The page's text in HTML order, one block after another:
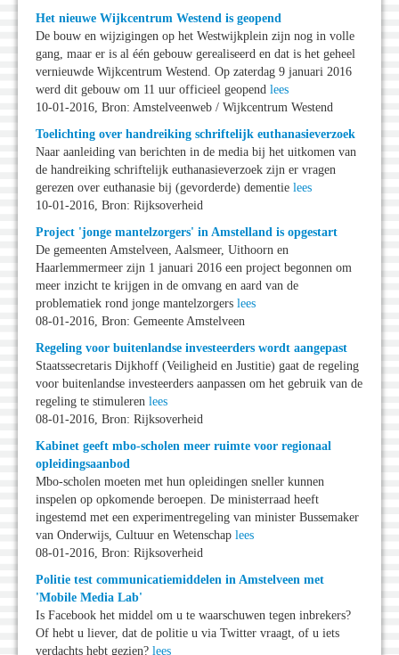
Het nieuwe Wijkcentrum Westend is geopend
De bouw en wijzigingen op het Westwijkplein zijn nog in volle
gang, maar er is al één gebouw gerealiseerd en dat is het geheel
vernieuwde Wijkcentrum Westend. Op zaterdag 9 januari 2016
werd dit gebouw om 11 uur officieel geopend lees
10-01-2016, Bron: Amstelveenweb / Wijkcentrum Westend
Toelichting over handreiking schriftelijk euthanasieverzoek
Naar aanleiding van berichten in de media bij het uitkomen van
de handreiking schriftelijk euthanasieverzoek zijn er vragen
gerezen over euthanasie bij (gevorderde) dementie lees
10-01-2016, Bron: Rijksoverheid
Project 'jonge mantelzorgers' in Amstelland is opgestart
De gemeenten Amstelveen, Aalsmeer, Uithoorn en
Haarlemmermeer zijn 1 januari 2016 een project begonnen om
meer inzicht te krijgen in de omvang en aard van de
problematiek rond jonge mantelzorgers lees
08-01-2016, Bron: Gemeente Amstelveen
Regeling voor buitenlandse investeerders wordt aangepast
Staatssecretaris Dijkhoff (Veiligheid en Justitie) gaat de regeling
voor buitenlandse investeerders aanpassen om het gebruik van de
regeling te stimuleren lees
08-01-2016, Bron: Rijksoverheid
Kabinet geeft mbo-scholen meer ruimte voor regionaal
opleidingsaanbod
Mbo-scholen moeten met hun opleidingen sneller kunnen
inspelen op opkomende beroepen. De ministerraad heeft
ingestemd met een experimentregeling van minister Bussemaker
van Onderwijs, Cultuur en Wetenschap lees
08-01-2016, Bron: Rijksoverheid
Politie test communicatiemiddelen in Amstelveen met
'Mobile Media Lab'
Is Facebook het middel om u te waarschuwen tegen inbrekers?
Of hebt u liever, dat de politie u via Twitter vraagt, of u iets
verdachts hebt gezien? lees